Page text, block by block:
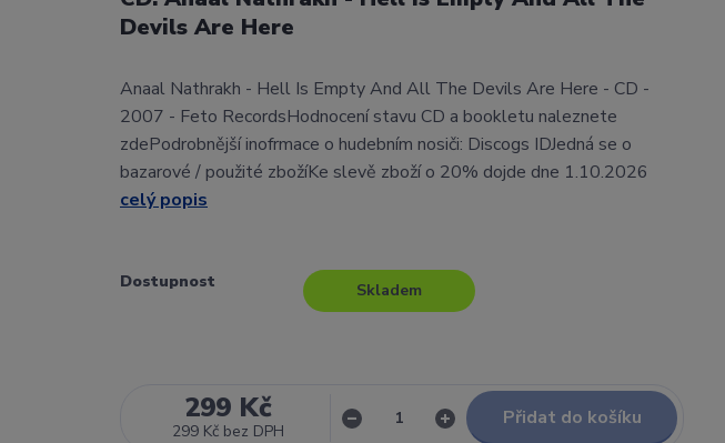
Devils Are Here
Anaal Nathrakh - Hell Is Empty And All The Devils Are Here - CD -
2007 - Feto RecordsHodnocení stavu CD a bookletu naleznete
zdePodrobnější inofrmace o hudebním nosiči: Discogs IDJedná se o
bazarové / použité zbožíKe slevě zboží o 20% dojde dne 1.10.2026
celý popis
Dostupnost Skladem
299 Kč
299 Kč bez DPH
Přidat do košíku